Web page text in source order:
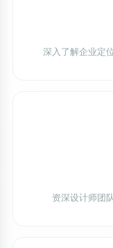
深入了解企业定
资深设计师团